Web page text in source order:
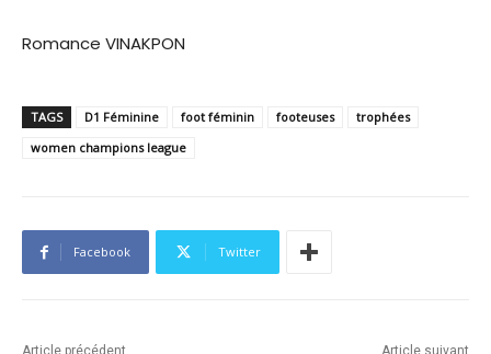
Romance VINAKPON
TAGS D1 Féminine foot féminin footeuses
trophées
women champions league
Facebook Twitter